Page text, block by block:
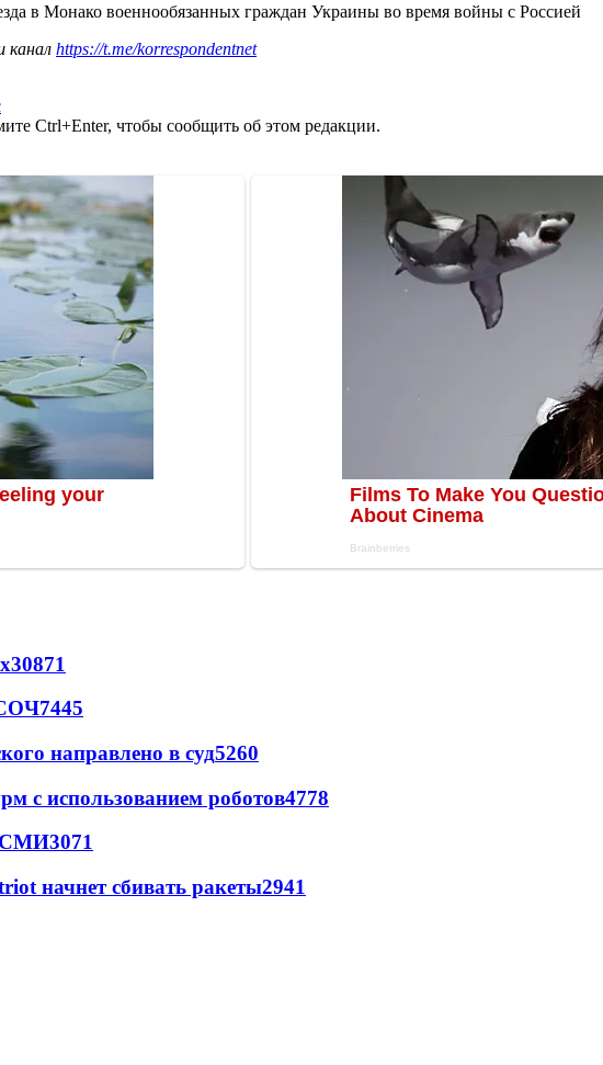
в Монако военнообязанных граждан Украины во время войны с Россией
канал https://t.me/korrespondentnet
Ctrl+Enter, чтобы сообщить об этом редакции.
30871
7445
направлено в суд5260
с использованием роботов4778
СМИ3071
начнет сбивать ракеты2941